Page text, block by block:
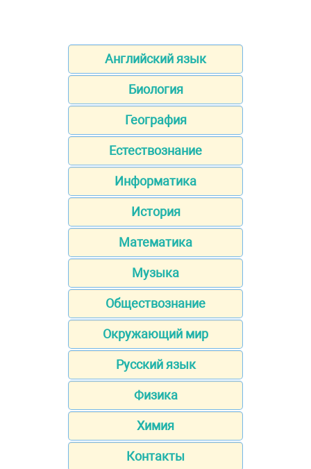
Английский язык
Биология
География
Естествознание
Информатика
История
Математика
Музыка
Обществознание
Окружающий мир
Русский язык
Физика
Химия
Контакты